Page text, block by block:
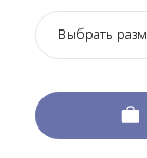
Выбрать